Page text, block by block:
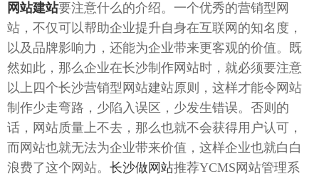
网站建站要注意什么的介绍。一个优秀的营销型网
站，不仅可以帮助企业提升自身在互联网的知名度，
以及品牌影响力，还能为企业带来更客观的价值。既
然如此，那么企业在长沙制作网站时，就必须要注意
以上四个长沙营销型网站建站原则，这样才能令网站
制作少走弯路，少陷入误区，少发生错误。否则的
话，网站质量上不去，那么也就不会获得用户认可，
而网站也就无法为企业带来价值，这样企业也就白白
浪费了这个网站。 长沙做网站推荐YCMS网站管理系